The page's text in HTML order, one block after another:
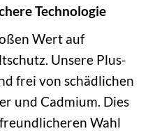
Technologie
Wert auf
Unsere Plus-
frei von schädlichen
und Cadmium. Dies
Wahl